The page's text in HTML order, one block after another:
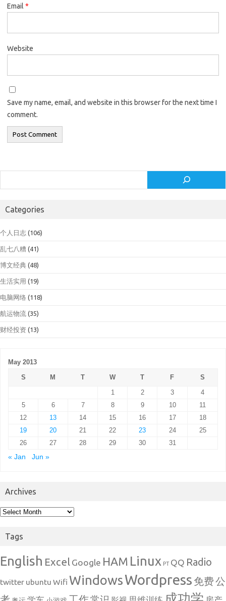
Email *
Website
Save my name, email, and website in this browser for the next time I
comment.
Categories
个人日志 (106)
乱七八糟 (41)
博文经典 (48)
生活实用 (19)
电脑网络 (118)
航运物流 (35)
财经投资 (13)
May 2013
S
M T W T F
S
1
2 3
4
5
6 7 8 9 10
11
12
13 14 15 16 17
18
19
20 21 22 23 24
25
26
27 28 29 30
31
« Jan
Jun »
Archives
Archives
Tags
English Excel Google HAM Linux PT QQ Radio
twitter ubuntu Wifi WindowsWordpress 免费公